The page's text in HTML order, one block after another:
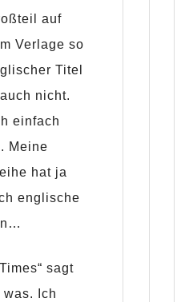
auf
Verlage so
Titel
nicht.
einfach
Meine
hat ja
englische
sagt
Ich